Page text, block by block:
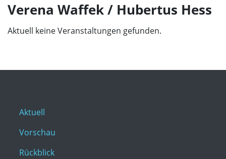
Verena Waffek / Hubertus Hess
Aktuell keine Veranstaltungen gefunden.
Aktuell
Vorschau
Rückblick